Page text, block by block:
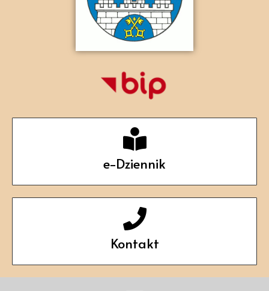
e-Dziennik
Kontakt